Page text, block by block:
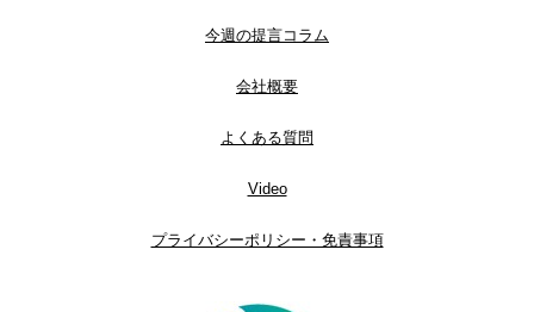
今週の提言コラム
会社概要
よくある質問
Video
プライバシーポリシー・免責事項